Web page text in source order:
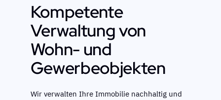
Kompetente
Verwaltung von
Wohn- und
Gewerbeobjekten
Wir verwalten Ihre Immobilie nachhaltig und